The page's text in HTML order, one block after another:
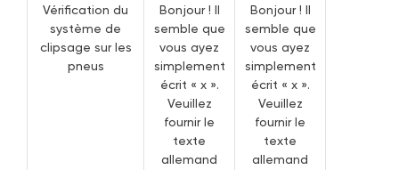
Vérification du
système de
clipsage sur les
pneus
Bonjour ! Il
semble que
vous ayez
simplement
écrit « x ».
Veuillez
fournir le
texte
allemand
Bonjour ! Il
semble que
vous ayez
simplement
écrit « x ».
Veuillez
fournir le
texte
allemand